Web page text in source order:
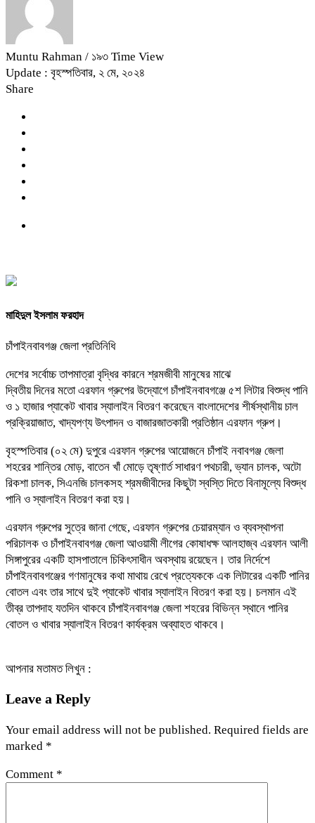
Muntu Rahman / ১৯৩ Time View
Update : বৃহস্পতিবার, ২ মে, ২০২৪
Share
মাহিদুল ইসলাম ফরহাদ
চাঁপাইনবাবগঞ্জ জেলা প্রতিনিধি
দেশের সর্বোচ্চ তাপমাত্রা বৃদ্ধির কারনে শ্রমজীবী মানুষের মাঝে
দ্বিতীয় দিনের মতো এরফান গ্রুপের উদ্যোগে চাঁপাইনবাবগঞ্জে ৫শ লিটার বিশুদ্ধ পানি
ও ১ হাজার প্যাকেট খাবার স্যালাইন বিতরণ করেছেন বাংলাদেশের শীর্ষস্থানীয় চাল
প্রক্রিয়াজাত, খাদ্যপণ্য উৎপাদন ও বাজারজাতকারী প্রতিষ্ঠান এরফান গ্রুপ।
বৃহস্পতিবার (০২ মে) দুপুরে এরফান গ্রুপের আয়োজনে চাঁপাই নবাবগঞ্জ জেলা
শহরের শান্তির মোড়, বাতেন খাঁ মোড়ে তৃষ্ণার্ত সাধারণ পথচারী, ভ্যান চালক, অটো
রিকশা চালক, সিএনজি চালকসহ শ্রমজীবীদের কিছুটা স্বস্তি দিতে বিনামূল্যে বিশুদ্ধ
পানি ও স্যালাইন বিতরণ করা হয়।
এরফান গ্রুপের সুত্রে জানা গেছে, এরফান গ্রুপের চেয়ারম্যান ও ব্যবস্থাপনা
পরিচালক ও চাঁপাইনবাবগঞ্জ জেলা আওয়ামী লীগের কোষাধক্ষ আলহাজ্ব এরফান আলী
সিঙ্গাপুরের একটি হাসপাতালে চিকিৎসাধীন অবস্থায় রয়েছেন। তার নির্দেশে
চাঁপাইনবাবগঞ্জের গণমানুষের কথা মাথায় রেখে প্রত্যেককে এক লিটারের একটি পানির
বোতল এবং তার সাথে দুই প্যাকেট খাবার স্যালাইন বিতরণ করা হয়। চলমান এই
তীব্র তাপদাহ যতদিন থাকবে চাঁপাইনবাবগঞ্জ জেলা শহরের বিভিন্ন স্থানে পানির
বোতল ও খাবার স্যালাইন বিতরণ কার্যক্রম অব্যাহত থাকবে।
আপনার মতামত লিখুন :
Leave a Reply
Your email address will not be published. Required fields are
marked *
Comment *